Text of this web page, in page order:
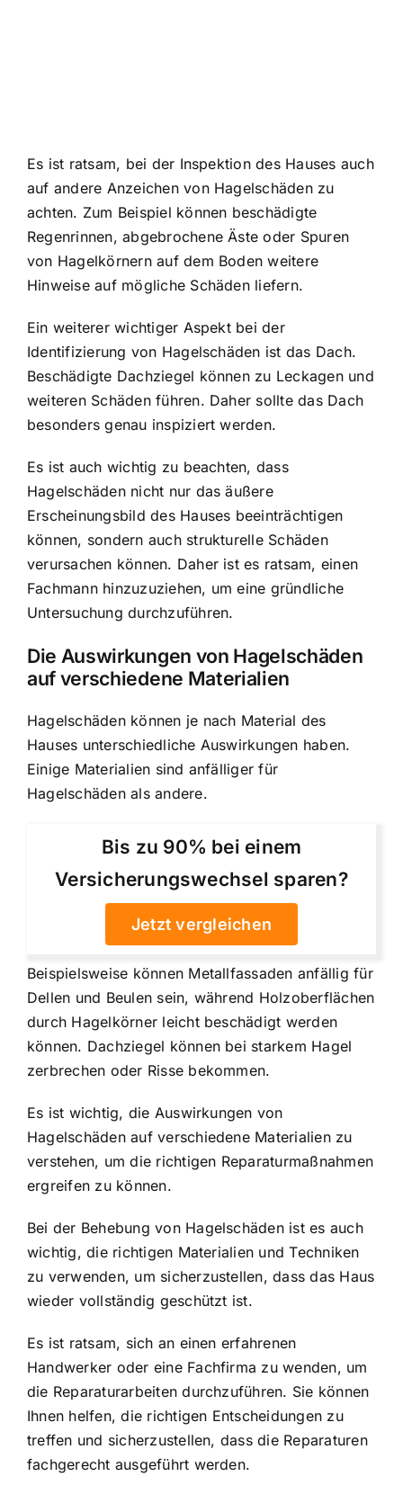
Es ist ratsam, bei der Inspektion des Hauses auch
auf andere Anzeichen von Hagelschäden zu
achten. Zum Beispiel können beschädigte
Regenrinnen, abgebrochene Äste oder Spuren
von Hagelkörnern auf dem Boden weitere
Hinweise auf mögliche Schäden liefern.
Ein weiterer wichtiger Aspekt bei der
Identifizierung von Hagelschäden ist das Dach.
Beschädigte Dachziegel können zu Leckagen und
weiteren Schäden führen. Daher sollte das Dach
besonders genau inspiziert werden.
Es ist auch wichtig zu beachten, dass
Hagelschäden nicht nur das äußere
Erscheinungsbild des Hauses beeinträchtigen
können, sondern auch strukturelle Schäden
verursachen können. Daher ist es ratsam, einen
Fachmann hinzuzuziehen, um eine gründliche
Untersuchung durchzuführen.
Die Auswirkungen von Hagelschäden
auf verschiedene Materialien
Hagelschäden können je nach Material des
Hauses unterschiedliche Auswirkungen haben.
Einige Materialien sind anfälliger für
Hagelschäden als andere.
Bis zu 90% bei einem
Versicherungswechsel sparen?
Jetzt vergleichen
Beispielsweise können Metallfassaden anfällig für
Dellen und Beulen sein, während Holzoberflächen
durch Hagelkörner leicht beschädigt werden
können. Dachziegel können bei starkem Hagel
zerbrechen oder Risse bekommen.
Es ist wichtig, die Auswirkungen von
Hagelschäden auf verschiedene Materialien zu
verstehen, um die richtigen Reparaturmaßnahmen
ergreifen zu können.
Bei der Behebung von Hagelschäden ist es auch
wichtig, die richtigen Materialien und Techniken
zu verwenden, um sicherzustellen, dass das Haus
wieder vollständig geschützt ist.
Es ist ratsam, sich an einen erfahrenen
Handwerker oder eine Fachfirma zu wenden, um
die Reparaturarbeiten durchzuführen. Sie können
Ihnen helfen, die richtigen Entscheidungen zu
treffen und sicherzustellen, dass die Reparaturen
fachgerecht ausgeführt werden.